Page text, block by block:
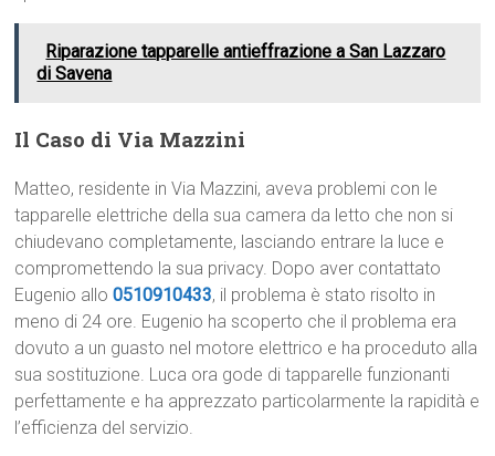
Riparazione tapparelle antieffrazione a San Lazzaro
di Savena
Il Caso di Via Mazzini
Matteo, residente in Via Mazzini, aveva problemi con le
tapparelle elettriche della sua camera da letto che non si
chiudevano completamente, lasciando entrare la luce e
compromettendo la sua privacy. Dopo aver contattato
Eugenio allo0510910433, il problema è stato risolto in
meno di 24 ore. Eugenio ha scoperto che il problema era
dovuto a un guasto nel motore elettrico e ha proceduto alla
sua sostituzione. Luca ora gode di tapparelle funzionanti
perfettamente e ha apprezzato particolarmente la rapidità e
l’efficienza del servizio.